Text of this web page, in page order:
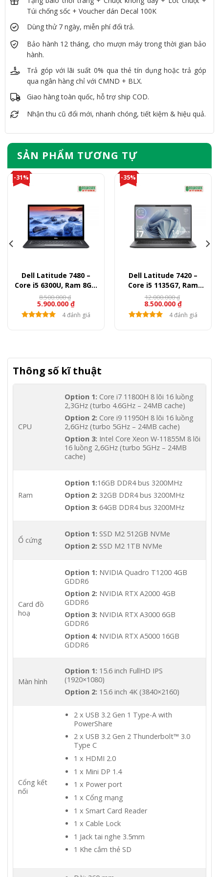
Túi chống sốc + Voucher dán Decal 100K
Dùng thử 7 ngày, miễn phí đổi trả.
Bảo hành 12 tháng, cho mượn máy trong thời gian bảo
hành.
Trả góp với lãi suất 0% qua thẻ tín dụng hoặc trả góp
qua ngân hàng chỉ với CMND + BLX.
Giao hàng toàn quốc, hỗ trợ ship COD.
Nhận thu cũ đổi mới, nhanh chóng, tiết kiệm & hiệu quả.
SẢN PHẨM TƯƠNG TỰ
-31%
Dell Latitude 7480 –
Core i5 6300U, Ram 8GB,
SSD 256GB, 14″ FullHD
5.900.000 ₫
8.500.000₫
4 đánh giá
-35%
Dell Latitude 7420 –
Core i5 1135G7, Ram
8GB, SSD 256GB, 14″
FullHD
8.500.000 ₫
12.000.000₫
4 đánh giá
Thông số kĩ thuật
CPU
Option 1: Core i7 11800H 8 lõi 16 luồng
2,3GHz (turbo 4.6GHz – 24MB cache)
Option 2: Core i9 11950H 8 lõi 16 luồng
2,6GHz (turbo 5GHz – 24MB cache)
Option 3: Intel Core Xeon W-11855M 8 lõi
16 luồng 2,6GHz (turbo 5GHz – 24MB
cache)
Ram
Option 1:16GB DDR4 bus 3200MHz
Option 2: 32GB DDR4 bus 3200MHz
Option 3: 64GB DDR4 bus 3200MHz
Ổ cứng
Option 1: SSD M2 512GB NVMe
Option 2: SSD M2 1TB NVMe
Card đồ
hoạ
Option 1: NVIDIA Quadro T1200 4GB
GDDR6
Option 2: NVIDIA RTX A2000 4GB
GDDR6
Option 3: NVIDIA RTX A3000 6GB
GDDR6
Option 4: NVIDIA RTX A5000 16GB
GDDR6
Màn hình
Option 1: 15.6 inch FullHD IPS
(1920×1080)
Option 2: 15.6 inch 4K (3840×2160)
Cổng kết
nối
2 x USB 3.2 Gen 1 Type-A with
PowerShare
2 x USB 3.2 Gen 2 Thunderbolt™ 3.0
Type C
1 x HDMI 2.0
1 x Mini DP 1.4
1 x Power port
1 x Cổng mạng
1 x Smart Card Reader
1 x Cable Lock
1 Jack tai nghe 3.5mm
1 Khe cắm thẻ SD